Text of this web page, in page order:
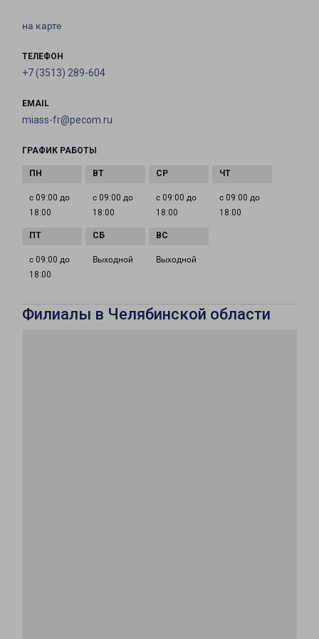
на карте
ТЕЛЕФОН
+7 (3513) 289-604
EMAIL
miass-fr@pecom.ru
ГРАФИК РАБОТЫ
с 09:00 до
18:00
с 09:00 до
18:00
с 09:00 до
18:00
с 09:00 до
18:00
с 09:00 до
18:00
Выходной Выходной
Филиалы в Челябинской области